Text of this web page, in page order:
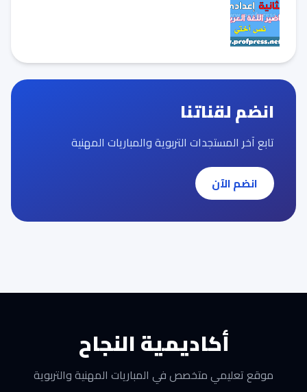
انضم لقناتنا
تابع آخر المستجدات التربوية والمباريات المهنية
انضم الآن
أكاديمية النجاح
موقع تعليمي متخصص في المباريات المهنية والتربوية